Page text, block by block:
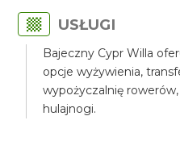
USŁUGI
Bajeczny Cypr Willa
opcje wyżywienia,
wypożyczalnię
hulajnogi.